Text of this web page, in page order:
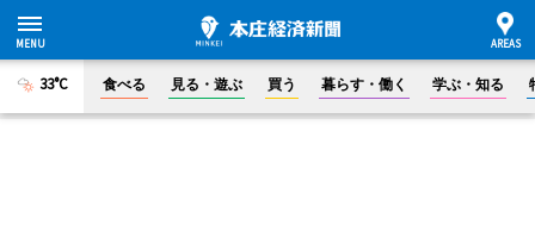
33°C 食べる 見る・遊ぶ 買う 暮らす・働く 学ぶ・知る